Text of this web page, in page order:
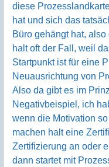
diese
hat und sich das
Büro gehängt hat,
halt oft der Fall, weil
Startpunkt ist für eine
Neuausrichtung von
Also da gibt es im
Negativbeispiel, ich
wenn die Motivation
machen halt eine
Zertifizierung an oder
dann startet mit